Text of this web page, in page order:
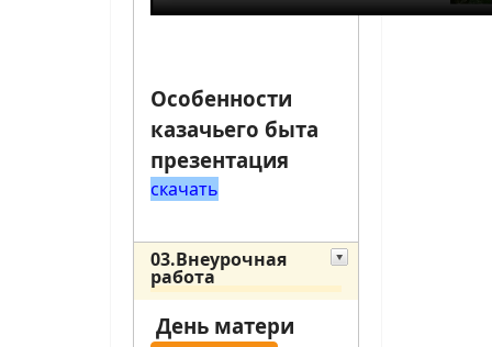
Особенности
казачьего быта
презентация
скачать
03.Внеурочная
работа
День матери